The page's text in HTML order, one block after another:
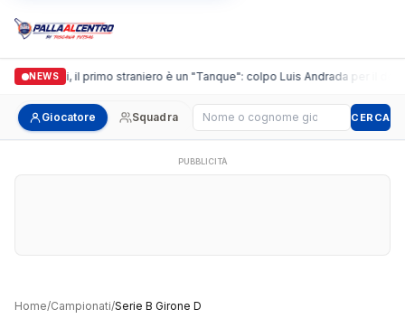
NEWS
Casalguidi, il primo straniero è un "Tanque": colpo Luis Andrada per il
Giocatore Squadra Cerca giocatore CERCA
PUBBLICITÀ
Home/Campionati/Serie B Girone D